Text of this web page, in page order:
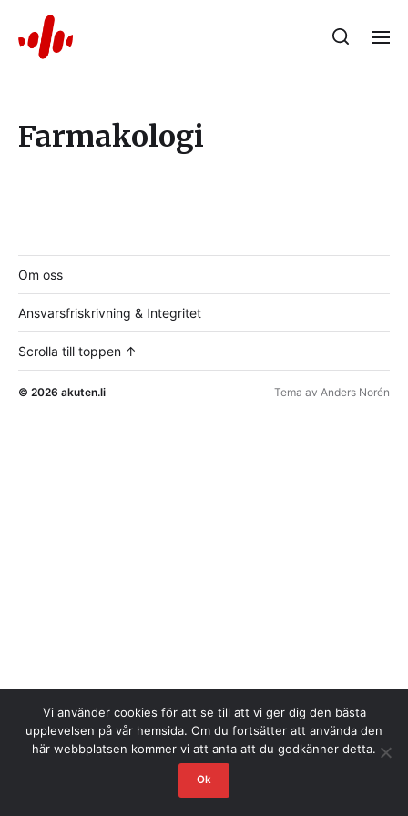
Farmakologi
Om oss
Ansvarsfriskrivning & Integritet
Scrolla till toppen ↑
© 2026 akuten.li Tema av Anders Norén
Vi använder cookies för att se till att vi ger dig den bästa
upplevelsen på vår hemsida. Om du fortsätter att använda den
här webbplatsen kommer vi att anta att du godkänner detta.
Ok